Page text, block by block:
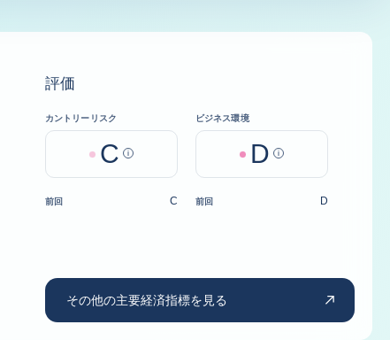
評価
カントリーリスク
C Help
ビジネス環境
D Help
前回 C 前回 D
その他の主要経済指標を見る